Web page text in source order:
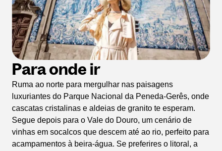
Para onde ir
Ruma ao norte para mergulhar nas paisagens
luxuriantes do Parque Nacional da Peneda-Gerês, onde
cascatas cristalinas e aldeias de granito te esperam.
Segue depois para o Vale do Douro, um cenário de
vinhas em socalcos que descem até ao rio, perfeito para
acampamentos à beira-água. Se preferires o litoral, a